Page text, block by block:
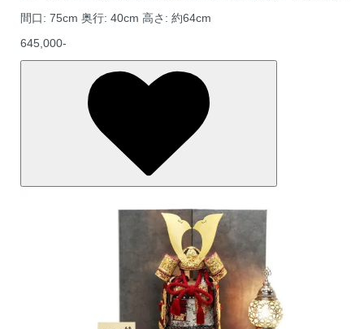
間口: 75cm 奥行: 40cm 高さ: 約64cm
645,000-